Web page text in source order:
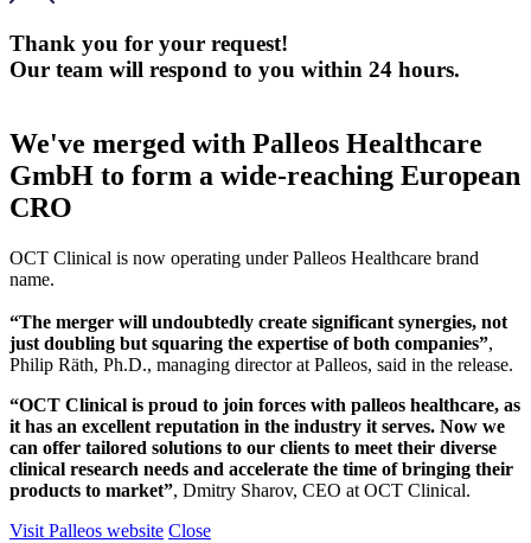
Thank you for your request!
Our team will respond to you within 24 hours.
We've merged with Palleos Healthcare
GmbH to form a wide-reaching European
CRO
OCT Clinical is now operating under Palleos Healthcare brand
name.
“The merger will undoubtedly create significant synergies, not
just doubling but squaring the expertise of both companies”,
Philip Räth, Ph.D., managing director at Palleos, said in the release.
“OCT Clinical is proud to join forces with palleos healthcare, as
it has an excellent reputation in the industry it serves. Now we
can offer tailored solutions to our clients to meet their diverse
clinical research needs and accelerate the time of bringing their
products to market”, Dmitry Sharov, CEO at OCT Clinical.
Visit Palleos website Close